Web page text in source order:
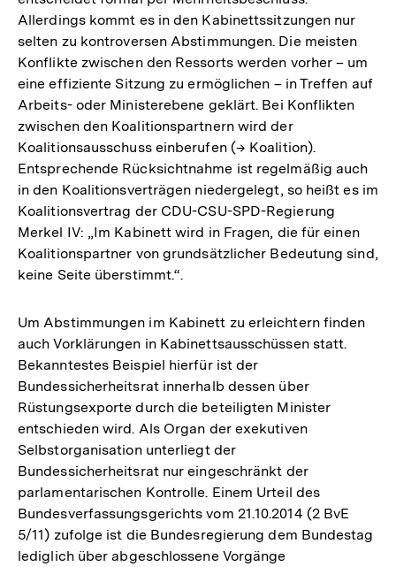
Allerdings kommt es in den Kabinettssitzungen nur
selten zu kontroversen Abstimmungen. Die meisten
Konflikte zwischen den Ressorts werden vorher – um
eine effiziente Sitzung zu ermöglichen – in Treffen auf
Arbeits- oder Ministerebene geklärt. Bei Konflikten
zwischen den Koalitionspartnern wird der
Koalitionsausschuss einberufen (→ Koalition).
Entsprechende Rücksichtnahme ist regelmäßig auch
in den Koalitionsverträgen niedergelegt, so heißt es im
Koalitionsvertrag der CDU-CSU-SPD-Regierung
Merkel IV: „Im Kabinett wird in Fragen, die für einen
Koalitionspartner von grundsätzlicher Bedeutung sind,
keine Seite überstimmt.“.
Um Abstimmungen im Kabinett zu erleichtern finden
auch Vorklärungen in Kabinettsausschüssen statt.
Bekanntestes Beispiel hierfür ist der
Bundessicherheitsrat innerhalb dessen über
Rüstungsexporte durch die beteiligten Minister
entschieden wird. Als Organ der exekutiven
Selbstorganisation unterliegt der
Bundessicherheitsrat nur eingeschränkt der
parlamentarischen Kontrolle. Einem Urteil des
Bundesverfassungsgerichts vom 21.10.2014 (2 BvE
5/11) zufolge ist die Bundesregierung dem Bundestag
lediglich über abgeschlossene Vorgänge